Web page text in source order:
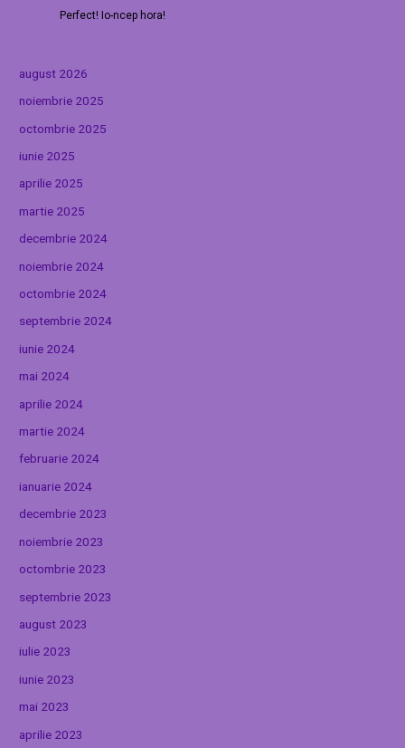
Perfect! Io-ncep hora!
august 2026
noiembrie 2025
octombrie 2025
iunie 2025
aprilie 2025
martie 2025
decembrie 2024
noiembrie 2024
octombrie 2024
septembrie 2024
iunie 2024
mai 2024
aprilie 2024
martie 2024
februarie 2024
ianuarie 2024
decembrie 2023
noiembrie 2023
octombrie 2023
septembrie 2023
august 2023
iulie 2023
iunie 2023
mai 2023
aprilie 2023